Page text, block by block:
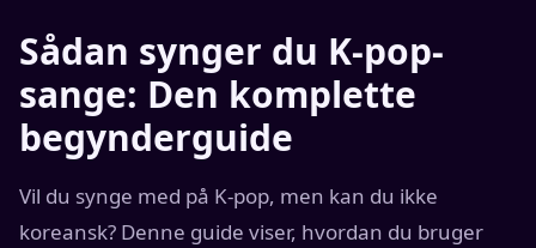
Sådan synger du K-pop-
sange: Den komplette
begynderguide
Vil du synge med på K-pop, men kan du ikke
koreansk? Denne guide viser, hvordan du bruger